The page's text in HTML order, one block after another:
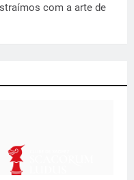
com a arte de